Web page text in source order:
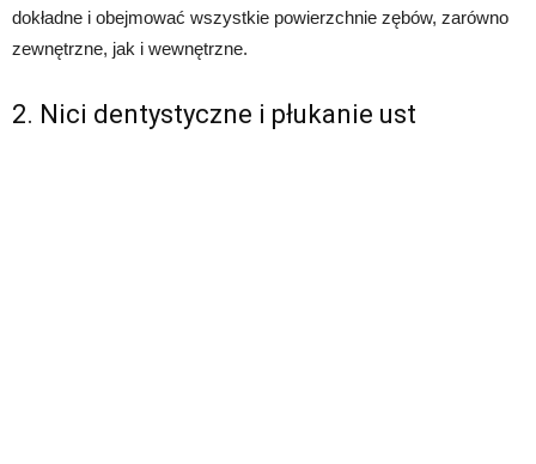
dokładne i obejmować wszystkie powierzchnie zębów, zarówno
zewnętrzne, jak i wewnętrzne.
2. Nici dentystyczne i płukanie ust